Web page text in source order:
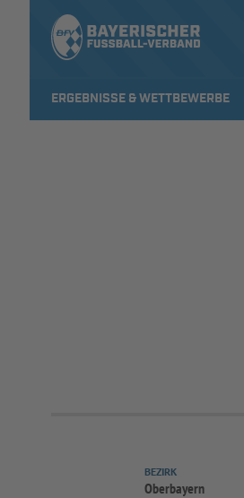
ERGEBNISSE & WETTBEWERBE
BEZIRK
Oberbayern